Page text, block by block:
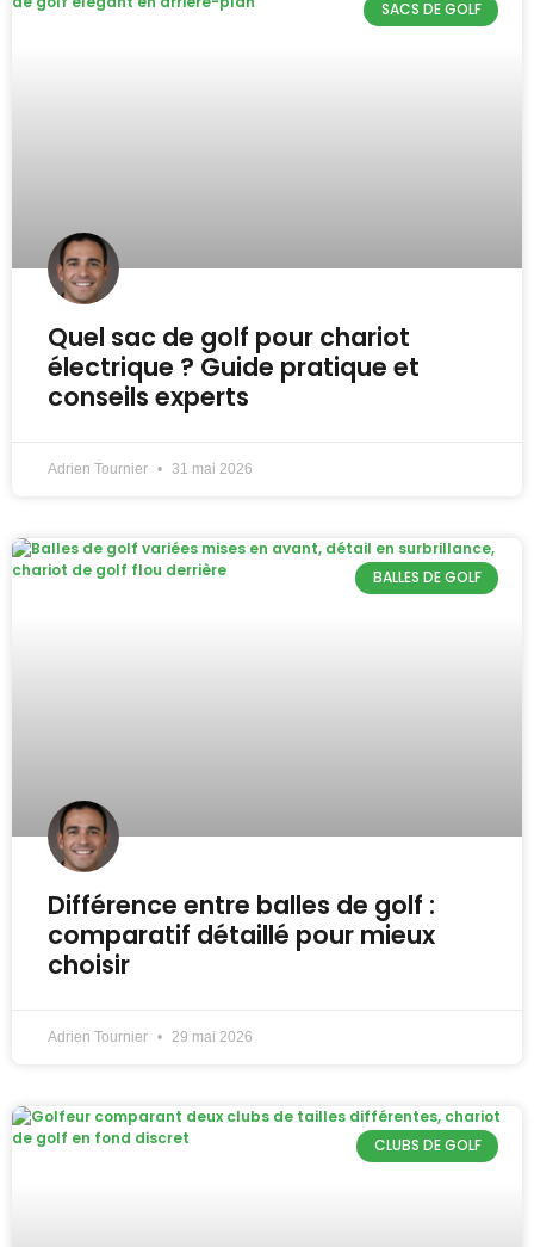
SACS DE GOLF
Quel sac de golf pour chariot
électrique ? Guide pratique et
conseils experts
Adrien Tournier 31 mai 2026
BALLES DE GOLF
Différence entre balles de golf :
comparatif détaillé pour mieux
choisir
Adrien Tournier 29 mai 2026
CLUBS DE GOLF